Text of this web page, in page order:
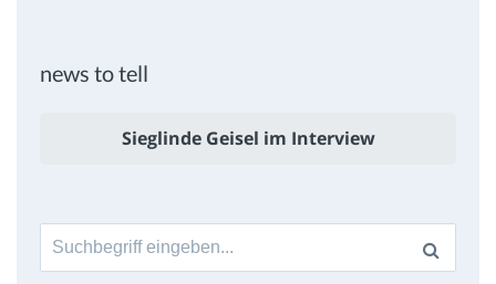
news to tell
Sieglinde Geisel im Interview
Suche
nach: